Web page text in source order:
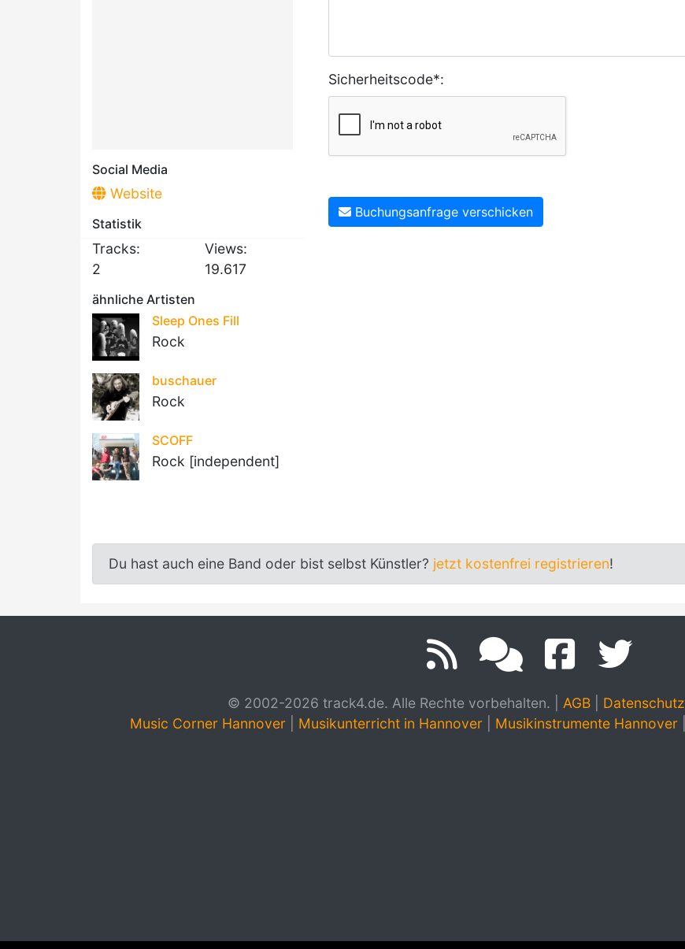
Social Media
Website
Statistik
Tracks:
2
Views:
19.617
ähnliche Artisten
Sleep Ones Fill
Rock
buschauer
Rock
SCOFF
Rock [independent]
Sicherheitscode*:
Buchungsanfrage verschicken
Du hast auch eine Band oder bist selbst Künstler? jetzt kostenfrei registrieren!
© 2002-2026 track4.de. Alle Rechte vorbehalten. AGB| Datenschutz
Music Corner Hannover
Musikunterricht in Hannover Musikinstrumente Hannover